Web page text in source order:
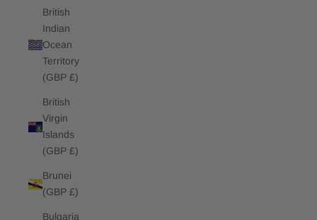
British
Indian
Ocean
Territory
(GBP £)
British
Virgin
Islands
(GBP £)
Brunei
(GBP £)
Bulgaria